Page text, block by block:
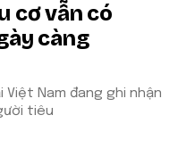
cơ vẫn có
càng
Nam đang ghi nhận
tiêu